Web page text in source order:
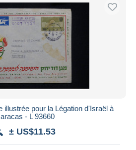
illustrée pour la Légation d'Israël à
- L 93660
± US$11.53